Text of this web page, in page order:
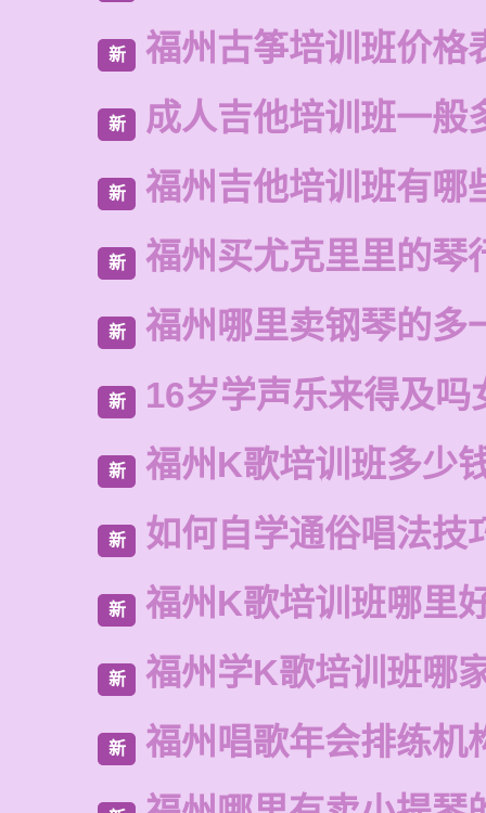
新 福州古筝培训班价格
新 成人吉他培训班一般
新 福州吉他培训班有哪
新 福州买尤克里里的琴
新 福州哪里卖钢琴的多
新 16岁学声乐来得及吗
新 福州K歌培训班多少
新 如何自学通俗唱法技
新 福州K歌培训班哪里
新 福州学K歌培训班哪
新 福州唱歌年会排练机